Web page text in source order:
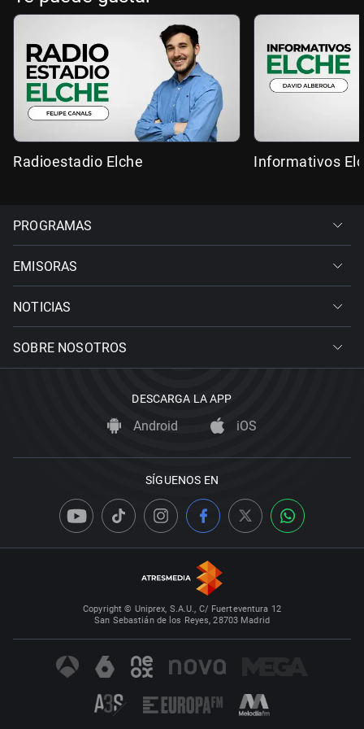
Radioestadio Elche Informativos
PROGRAMAS
EMISORAS
NOTICIAS
SOBRE NOSOTROS
DESCARGA LA APP
Android iOS
SÍGUENOS EN
Copyright © Uniprex, S.A.U., C/ Fuerteventura 12
San Sebastián de los Reyes, 28703 Madrid